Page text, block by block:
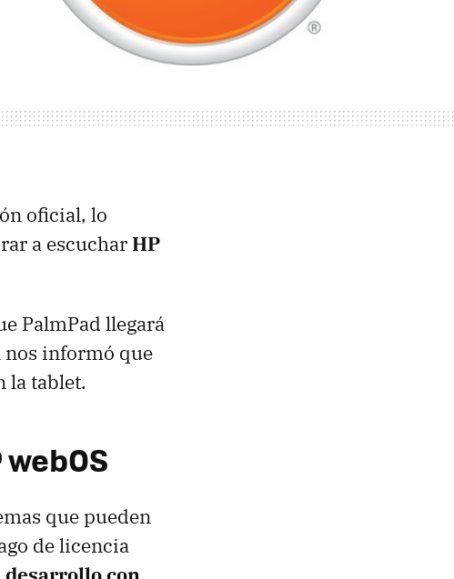
oficial, lo
a escucharHP
PalmPad llegará
nos informó que
la tablet.
que pueden
de licencia